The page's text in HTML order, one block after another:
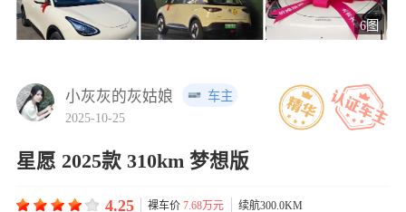
6图
小灰灰的灰姑娘
车主
2025-10-25
星愿 2025款 310km 梦想版
4.25 裸车价7.68万元 续航300.0KM